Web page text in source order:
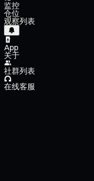
监控
仓位
观察列表
App
关于
社群列表
在线客服